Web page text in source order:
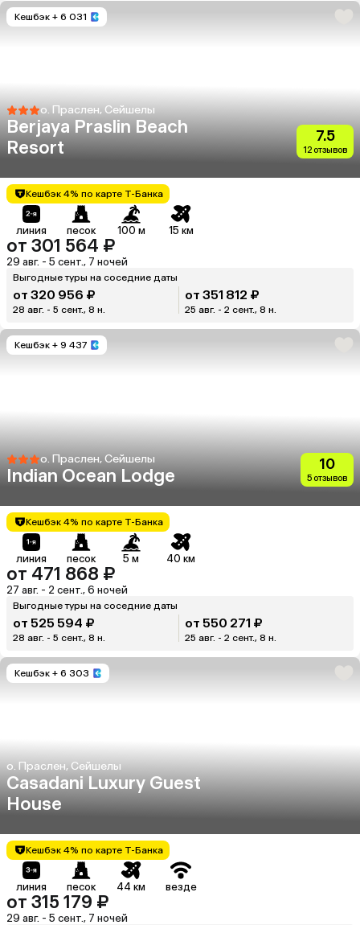
Кешбэк + 6 031
о. Праслен, Сейшелы
Berjaya Praslin Beach
Resort
7.5
12 отзывов
Кешбэк 4% по карте Т-Банка
линия песок 100 м 15 км
от 301 564 ₽
29 авг. - 5 сент., 7 ночей
Выгодные туры на соседние даты
от 320 956 ₽
28 авг. - 5 сент., 8 н.
от 351 812 ₽
25 авг. - 2 сент., 8 н.
Кешбэк + 9 437
о. Праслен, Сейшелы
Indian Ocean Lodge
10
5 отзывов
Кешбэк 4% по карте Т-Банка
линия песок 5 м 40 км
от 471 868 ₽
27 авг. - 2 сент., 6 ночей
Выгодные туры на соседние даты
от 525 594 ₽
28 авг. - 5 сент., 8 н.
от 550 271 ₽
25 авг. - 2 сент., 8 н.
Кешбэк + 6 303
о. Праслен, Сейшелы
Casadani Luxury Guest
House
Кешбэк 4% по карте Т-Банка
линия песок 44 км везде
от 315 179 ₽
29 авг. - 5 сент., 7 ночей